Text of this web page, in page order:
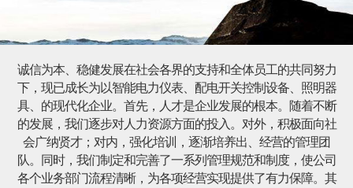
诚信为本、稳健发展在社会各界的支持和全体员工的共同努力
下，现已成长为以智能电力仪表、配电开关控制设备、照明器
具、的现代化企业。首先，人才是企业发展的根本。随着不断
的发展，我们逐步对人力资源方面的投入。对外，积极面向社
会广纳贤才；对内，强化培训，逐渐培养出、经营的管理团
队。同时，我们制定和完善了一系列管理规范和制度，使公司
各个业务部门流程清晰，为各项经营实现提供了有力保障。其